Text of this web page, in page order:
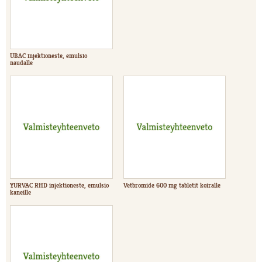
UBAC injektioneste, emulsio
naudalle
YURVAC RHD injektioneste, emulsio
kaneille
Vetbromide 600 mg tabletit koiralle